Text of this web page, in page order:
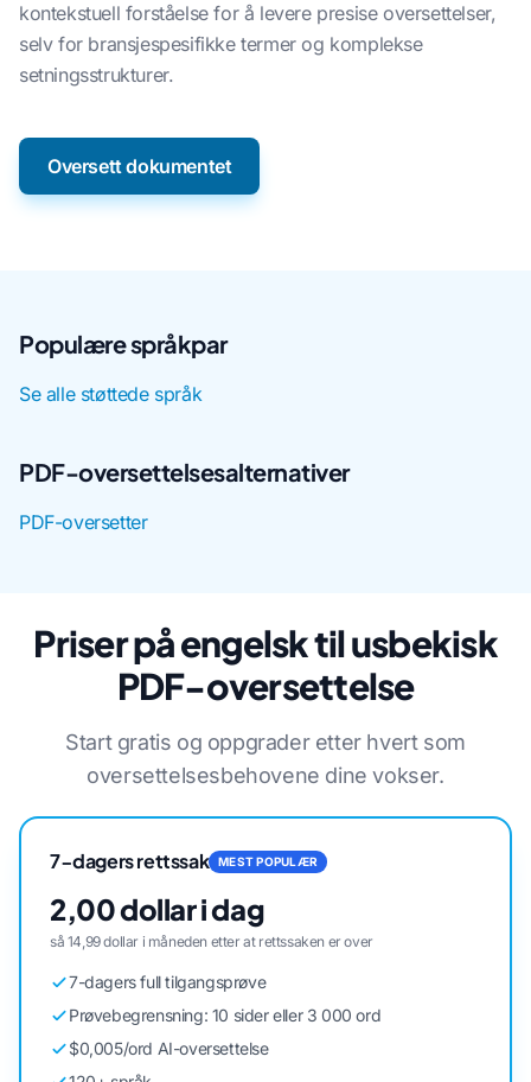
kontekstuell forståelse for å levere presise oversettelser,
selv for bransjespesifikke termer og komplekse
setningsstrukturer.
Oversett dokumentet
Populære språkpar
Se alle støttede språk
PDF-oversettelsesalternativer
PDF-oversetter
Priser på engelsk til usbekisk
PDF-oversettelse
Start gratis og oppgrader etter hvert som
oversettelsesbehovene dine vokser.
7-dagers rettssak MEST POPULÆR
2,00 dollar i dag
så 14,99 dollar i måneden etter at rettssaken er over
7-dagers full tilgangsprøve
Prøvebegrensning: 10 sider eller 3 000 ord
$0,005/ord AI-oversettelse